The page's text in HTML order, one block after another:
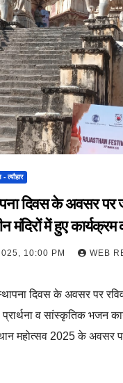
- त्यौहार
दिवस के अवसर पर
मंदिरों में हुए
10:00 PM WEB
दिवस के अवसर पर
प्रार्थना व सांस्कृतिक भजन
महोत्सव 2025 के अवसर